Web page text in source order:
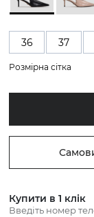
36 37
Розмірна сітка
Купити в 1 клік
Введіть номер